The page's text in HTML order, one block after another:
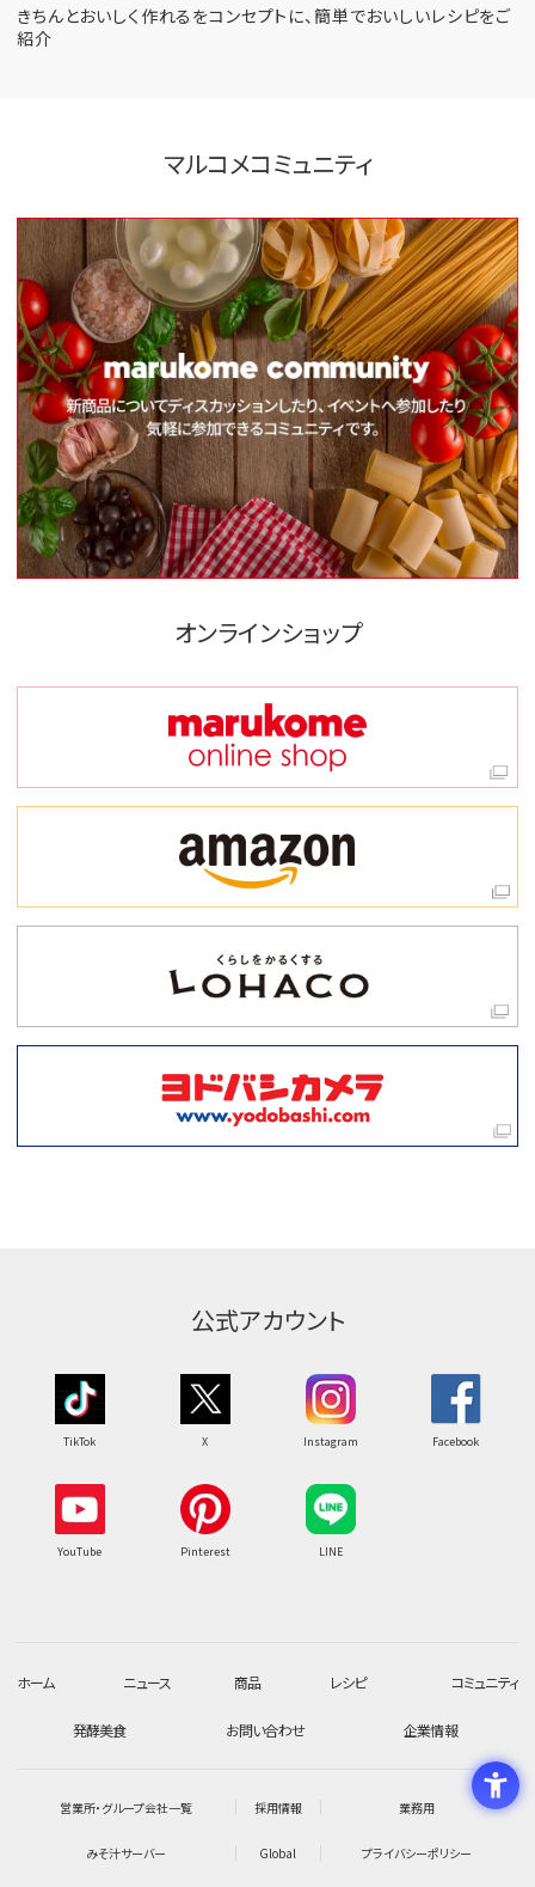
きちんとおいしく作れるをコンセプトに、簡単でおいしいレシピをご
紹介
マルコメコミュニティ
オンラインショップ
公式アカウント
TikTok X Instagram Facebook
YouTube Pinterest LINE
ホーム ニュース 商品 レシピ コミュニティ
発酵美食 お問い合わせ 企業情報
営業所・グループ会社一覧 採用情報 業務用
みそ汁サーバー Global プライバシーポリシー